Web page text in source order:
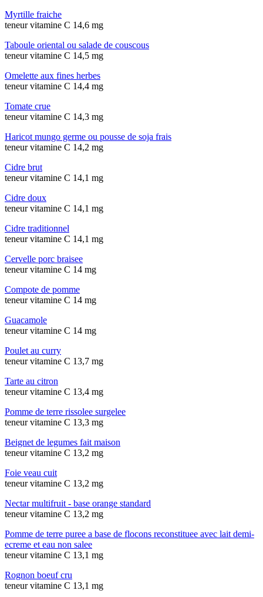
Myrtille fraiche
teneur vitamine C 14,6 mg
Taboule oriental ou salade de couscous
teneur vitamine C 14,5 mg
Omelette aux fines herbes
teneur vitamine C 14,4 mg
Tomate crue
teneur vitamine C 14,3 mg
Haricot mungo germe ou pousse de soja frais
teneur vitamine C 14,2 mg
Cidre brut
teneur vitamine C 14,1 mg
Cidre doux
teneur vitamine C 14,1 mg
Cidre traditionnel
teneur vitamine C 14,1 mg
Cervelle porc braisee
teneur vitamine C 14 mg
Compote de pomme
teneur vitamine C 14 mg
Guacamole
teneur vitamine C 14 mg
Poulet au curry
teneur vitamine C 13,7 mg
Tarte au citron
teneur vitamine C 13,4 mg
Pomme de terre rissolee surgelee
teneur vitamine C 13,3 mg
Beignet de legumes fait maison
teneur vitamine C 13,2 mg
Foie veau cuit
teneur vitamine C 13,2 mg
Nectar multifruit - base orange standard
teneur vitamine C 13,2 mg
Pomme de terre puree a base de flocons reconstituee avec lait demi-
ecreme et eau non salee
teneur vitamine C 13,1 mg
Rognon boeuf cru
teneur vitamine C 13,1 mg